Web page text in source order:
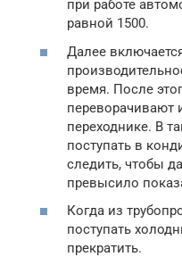
при работе
равной 1500.
Далее
время. После
переворачивают
переходнике. В
поступать в
следить, чтобы
превысило
Когда из
поступать
прекратить.